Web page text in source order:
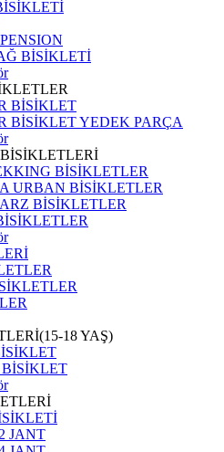
BİSİKLETİ
BİSİKLET
BİSİKLET YEDEK PARÇA
BİSİKLETLER
URBAN BİSİKLETLER
BİSİKLETLER
18 YAŞ)
BİSİKLET
JANT